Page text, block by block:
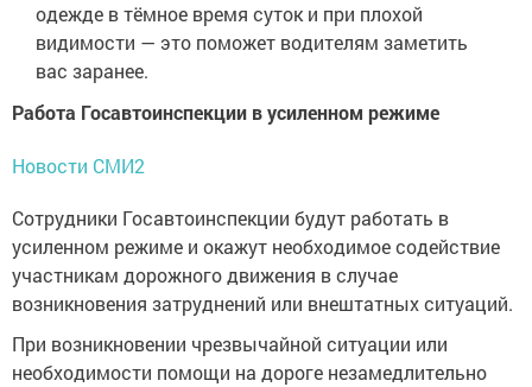
одежде в тёмное время суток и при плохой
видимости — это поможет водителям заметить
вас заранее.
Работа Госавтоинспекции в усиленном режиме
Новости СМИ2
Сотрудники Госавтоинспекции будут работать в
усиленном режиме и окажут необходимое содействие
участникам дорожного движения в случае
возникновения затруднений или внештатных ситуаций.
При возникновении чрезвычайной ситуации или
необходимости помощи на дороге незамедлительно